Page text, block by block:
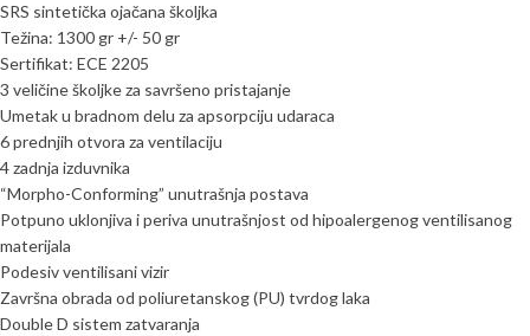
SRS sintetička ojačana školjka
Težina: 1300 gr +/- 50 gr
Sertifikat: ECE 2205
3 veličine školjke za savršeno pristajanje
Umetak u bradnom delu za apsorpciju udaraca
6 prednjih otvora za ventilaciju
4 zadnja izduvnika
“Morpho-Conforming” unutrašnja postava
Potpuno uklonjiva i periva unutrašnjost od hipoalergenog ventilisanog
materijala
Podesiv ventilisani vizir
Završna obrada od poliuretanskog (PU) tvrdog laka
Double D sistem zatvaranja